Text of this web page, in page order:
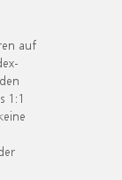
auf
1:1